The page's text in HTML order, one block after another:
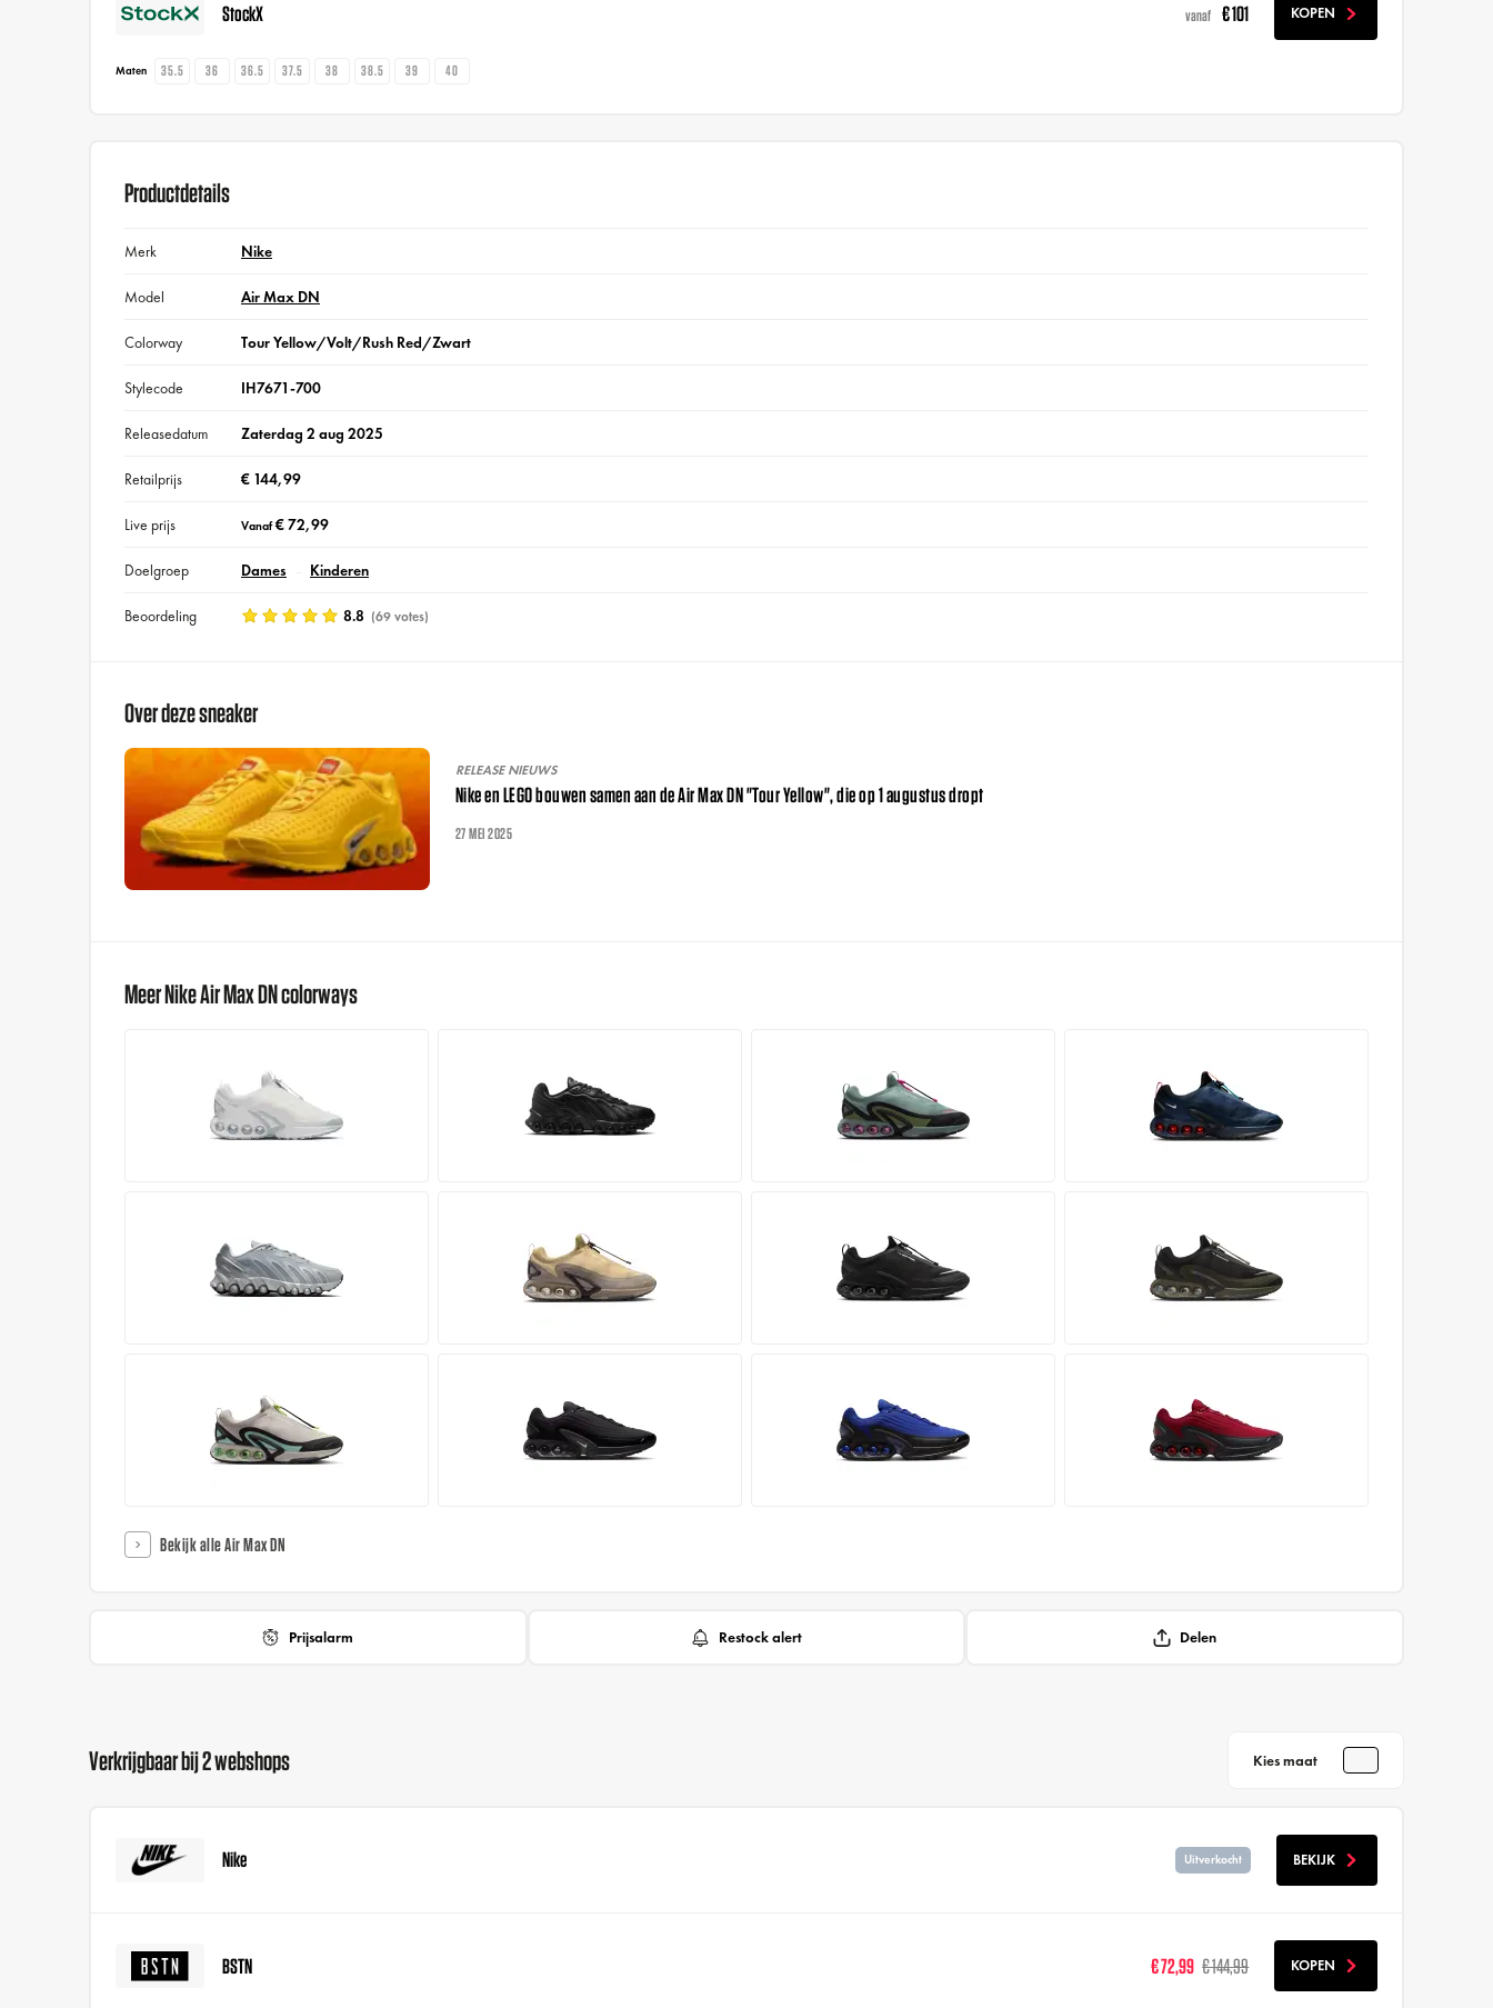
StockX vanaf € 101 KOPEN
Maten 35.5 36 36.5 37.5 38 38.5 39 40
Productdetails
Merk Nike
Model Air Max DN
Colorway Tour Yellow/Volt/Rush Red/Zwart
Stylecode IH7671-700
Releasedatum Zaterdag 2 aug 2025
Retailprijs € 144,99
Live prijs Vanaf€ 72,99
Doelgroep Dames Kinderen
Beoordeling 8.8 (69 votes)
Over deze sneaker
RELEASE NIEUWS
Nike en LEGO bouwen samen aan de Air Max DN "Tour Yellow", die op 1 augustus dropt
27 MEI 2025
Meer Nike Air Max DN colorways
Bekijk alle Air Max DN
Prijsalarm Restock alert Delen
Verkrijgbaar bij 2 webshops Kies maat
Nike Uitverkocht BEKIJK
BSTN € 72,99 € 144,99 KOPEN